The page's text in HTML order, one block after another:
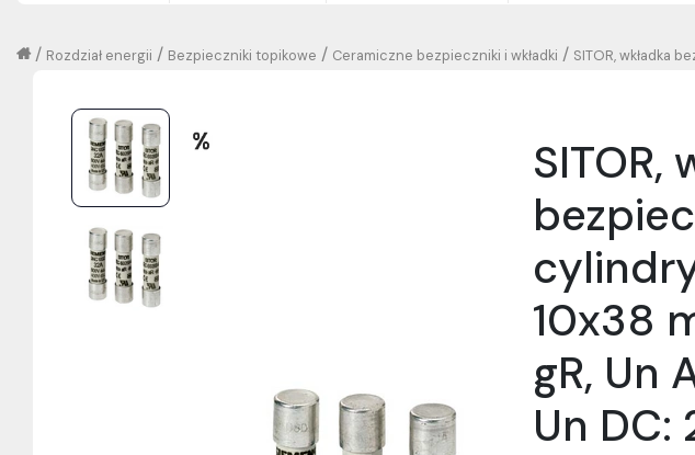
SITOR, wkładka
/
Ceramiczne bezpieczniki i wkładki
/
Bezpieczniki topikowe
/
Rozdział energii
/
SITOR,
10x38
gR, Un
Un DC: